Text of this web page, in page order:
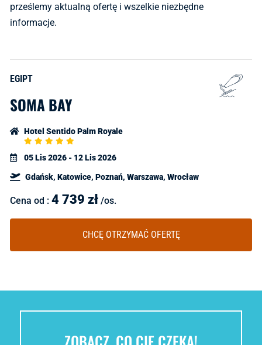
prześlemy aktualną ofertę i wszelkie niezbędne
informacje.
EGIPT
SOMA BAY
Hotel Sentido Palm Royale
5
Star
05 Lis 2026 - 12 Lis 2026
Gdańsk, Katowice, Poznań, Warszawa, Wrocław
Cena od : 4 739 zł /os.
CHCĘ OTRZYMAĆ OFERTĘ